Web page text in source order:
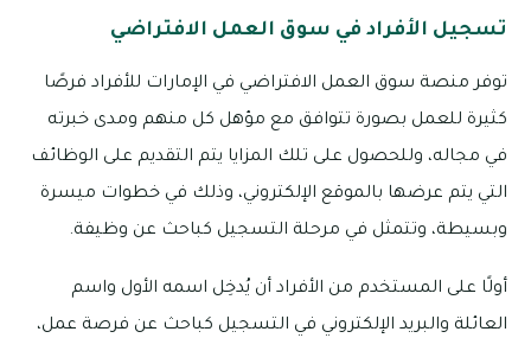
تسجيل الأفراد في سوق العمل الافتراضي
توفر منصة سوق العمل الافتراضي في الإمارات للأفراد فرصًا
كثيرة للعمل بصورة تتوافق مع مؤهل كل منهم ومدى خبرته
في مجاله، وللحصول على تلك المزايا يتم التقديم على الوظائف
التي يتم عرضها بالموقع الإلكتروني، وذلك في خطوات ميسرة
وبسيطة، وتتمثل في مرحلة التسجيل كباحث عن وظيفة.
أولًا على المستخدم من الأفراد أن يُدخِل اسمه الأول واسم
العائلة والبريد الإلكتروني في التسجيل كباحث عن فرصة عمل،